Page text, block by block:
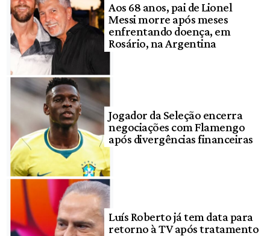
Aos 68 anos, pai de Lionel
Messi morre após meses
enfrentando doença, em
Rosário, na Argentina
Jogador da Seleção encerra
negociações com Flamengo
após divergências financeiras
Luís Roberto já tem data para
retorno à TV após tratamento